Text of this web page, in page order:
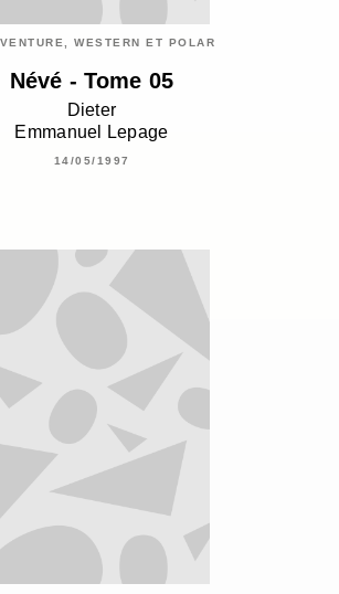
WESTERN ET POLAR
Névé - Tome 05
Dieter
Emmanuel Lepage
14/05/1997